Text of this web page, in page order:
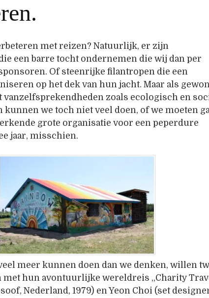
met reizen? Natuurlijk, er zijn
een barre tocht ondernemen die wij dan per
Of steenrijke filantropen die een
op het dek van hun jacht. Maar als
vanzelfsprekendheden zoals ecologisch en
we toch niet veel doen, of we moeten
grote organisatie voor een peperdure
jaar, misschien.
meer kunnen doen dan we denken, willen
met hun avontuurlijke wereldreis „Charity
Nederland, 1979) en Yeon Choi (set